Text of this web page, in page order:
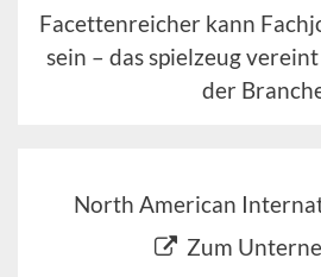
Facettenreicher kann
sein – das spielzeug
der
North American
Zum